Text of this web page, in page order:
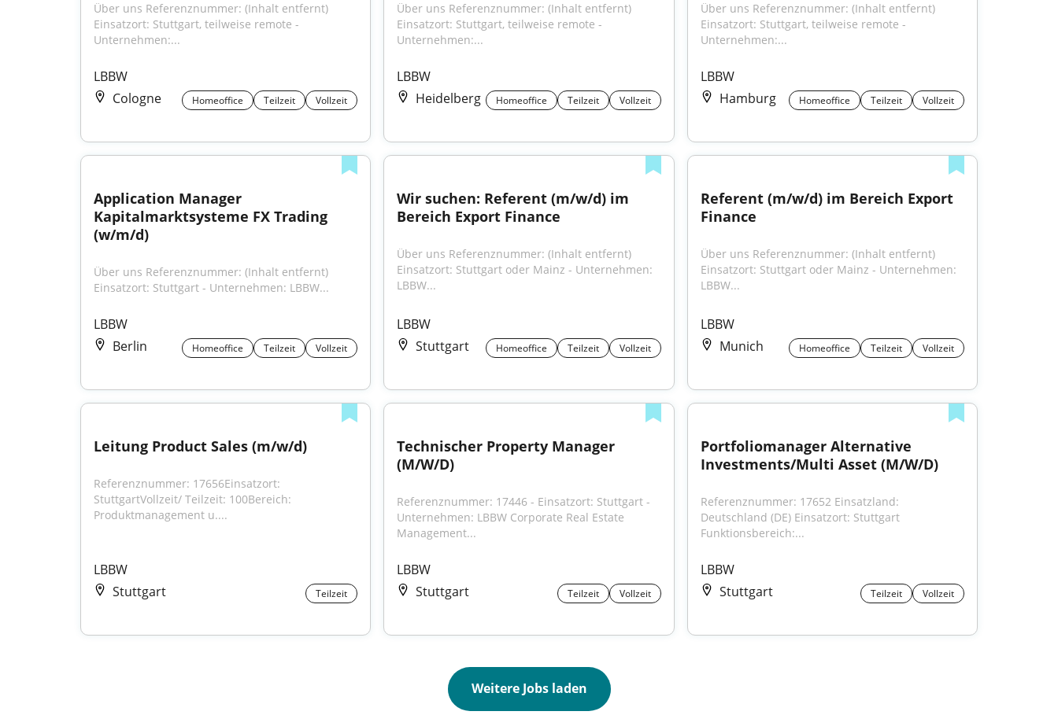
Über uns Referenznummer: (Inhalt entfernt)
Einsatzort: Stuttgart, teilweise remote -
Unternehmen:...
LBBW
Cologne
Homeoffice Teilzeit Vollzeit
Über uns Referenznummer: (Inhalt entfernt)
Einsatzort: Stuttgart, teilweise remote -
Unternehmen:...
LBBW
Heidelberg
Homeoffice Teilzeit Vollzeit
Über uns Referenznummer: (Inhalt entfernt)
Einsatzort: Stuttgart, teilweise remote -
Unternehmen:...
LBBW
Hamburg
Homeoffice Teilzeit Vollzeit
Application Manager
Kapitalmarktsysteme FX Trading
(w/m/d)
Über uns Referenznummer: (Inhalt entfernt)
Einsatzort: Stuttgart - Unternehmen: LBBW...
LBBW
Berlin
Homeoffice Teilzeit Vollzeit
Wir suchen: Referent (m/w/d) im
Bereich Export Finance
Über uns Referenznummer: (Inhalt entfernt)
Einsatzort: Stuttgart oder Mainz - Unternehmen:
LBBW...
LBBW
Stuttgart
Homeoffice Teilzeit Vollzeit
Referent (m/w/d) im Bereich Export
Finance
Über uns Referenznummer: (Inhalt entfernt)
Einsatzort: Stuttgart oder Mainz - Unternehmen:
LBBW...
LBBW
Munich
Homeoffice Teilzeit Vollzeit
Leitung Product Sales (m/w/d)
Referenznummer: 17656Einsatzort:
StuttgartVollzeit/ Teilzeit: 100Bereich:
Produktmanagement u....
LBBW
Stuttgart
Teilzeit
Technischer Property Manager
(M/W/D)
Referenznummer: 17446 - Einsatzort: Stuttgart -
Unternehmen: LBBW Corporate Real Estate
Management...
LBBW
Stuttgart
Teilzeit Vollzeit
Portfoliomanager Alternative
Investments/Multi Asset (M/W/D)
Referenznummer: 17652 Einsatzland:
Deutschland (DE) Einsatzort: Stuttgart
Funktionsbereich:...
LBBW
Stuttgart
Teilzeit Vollzeit
Weitere Jobs laden